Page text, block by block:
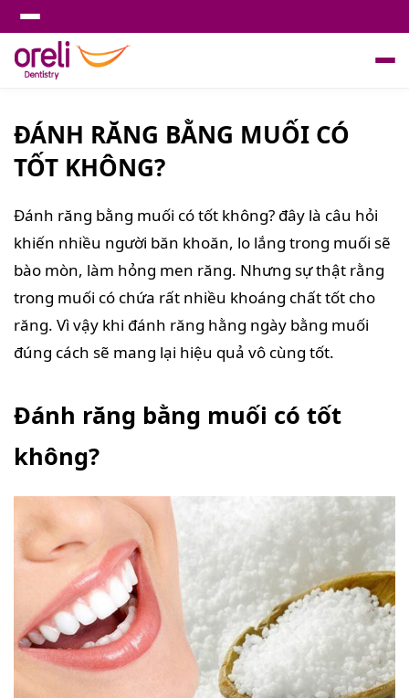
ĐÁNH RĂNG BẰNG MUỐI CÓ
TỐT KHÔNG?
Đánh răng bằng muối có tốt không? đây là câu hỏi
khiến nhiều người băn khoăn, lo lắng trong muối sẽ
bào mòn, làm hỏng men răng. Nhưng sự thật rằng
trong muối có chứa rất nhiều khoáng chất tốt cho
răng. Vì vậy khi đánh răng hằng ngày bằng muối
đúng cách sẽ mang lại hiệu quả vô cùng tốt.
Đánh răng bằng muối có tốt
không?